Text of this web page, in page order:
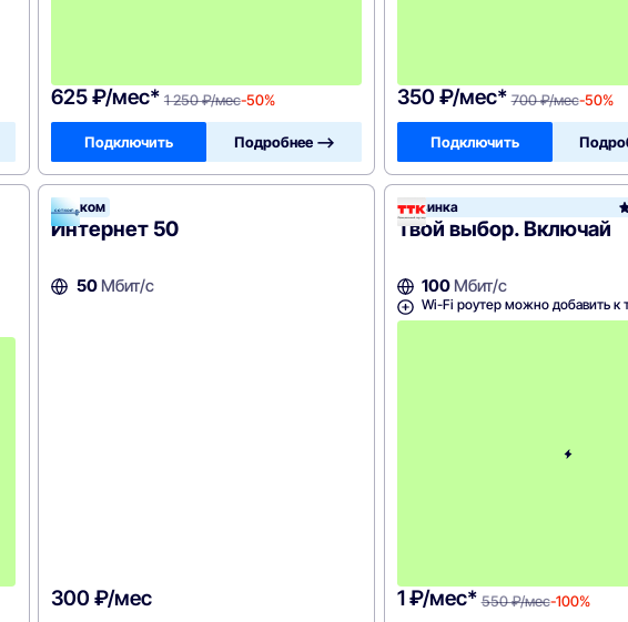
625 ₽/мес* 1 250 ₽/мес-50%
Подключить Подробнее —>
350 ₽/мес* 700 ₽/мес-50%
Подключить
ТТК
Сотком
Интернет 50
50Мбит/с
300 ₽/мес
Новинка
Твой выбор. Включай
100 Мбит/с
Wi-Fi роутер можно добавить к
1 ₽/мес* 550 ₽/мес-100%